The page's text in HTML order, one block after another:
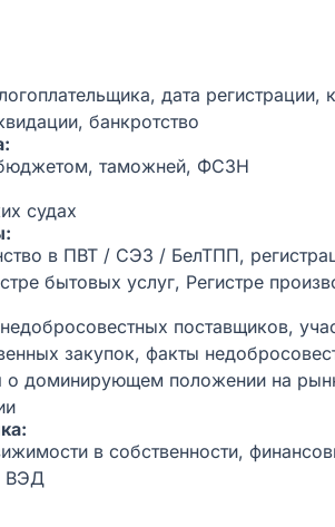
дата регистрации,
банкротство
таможней, ФСЗН
судах
в ПВТ / СЭЗ / БелТПП,
бытовых услуг, Регистре
поставщиков,
закупок, факты
о доминирующем положении на
в собственности,
ВЭД